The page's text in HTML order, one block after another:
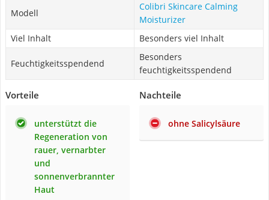
Modell
Colibri Skincare Calming
Moisturizer
Viel Inhalt
Besonders viel Inhalt
Feuchtigkeitsspendend
Besonders
feuchtigkeitsspendend
Vorteile
unterstützt die
Regeneration von
rauer, vernarbter
und
sonnenverbrannter
Haut
Nachteile
ohne Salicylsäure